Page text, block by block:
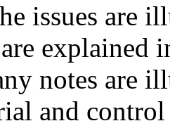
issues are
explained
notes are
and